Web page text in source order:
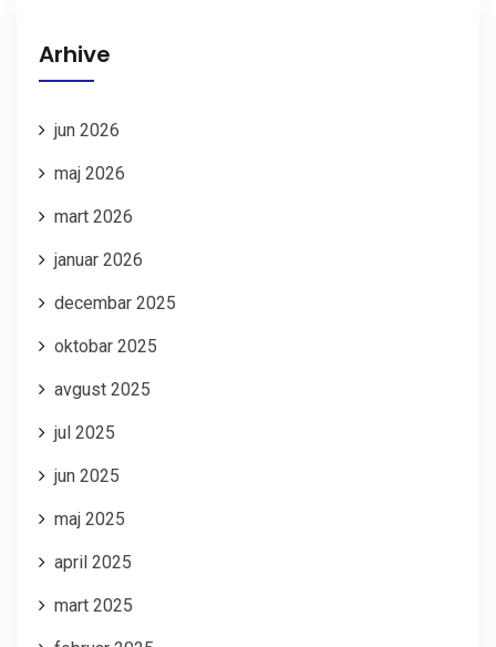
Arhive
jun 2026
maj 2026
mart 2026
januar 2026
decembar 2025
oktobar 2025
avgust 2025
jul 2025
jun 2025
maj 2025
april 2025
mart 2025